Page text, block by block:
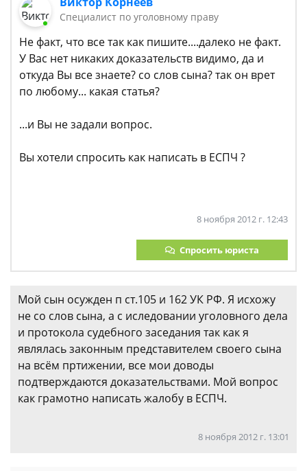
Cпециалист по уголовному праву
Не факт, что все так как пишите....далеко не факт.
У Вас нет никаких доказательств видимо, да и
откуда Вы все знаете? со слов сына? так он врет
по любому... какая статья?
...и Вы не задали вопрос.
Вы хотели спросить как написать в ЕСПЧ ?
8 ноября 2012 г. 12:43
Спросить юриста
Мой сын осужден п ст.105 и 162 УК РФ. Я исхожу
не со слов сына, а с иследовании уголовного дела
и протокола судебного заседания так как я
являлась законным представителем своего сына
на всём пртижении, все мои доводы
подтверждаются доказательствами. Мой вопрос
как грамотно написать жалобу в ЕСПЧ.
8 ноября 2012 г. 13:01